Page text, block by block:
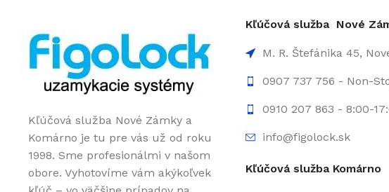
Kľúčová služba Nové Zámky a
Komárno je tu pre vás už od roku
1998. Sme profesionálmi v našom
obore. Vyhotovíme vám akýkoľvek
Kľúčová služba Nové
M. R. Štefánika 45,
0907 737 756 - Non-
0910 207 863 - 8:00-
info@figolock.sk
Kľúčová služba Komárno